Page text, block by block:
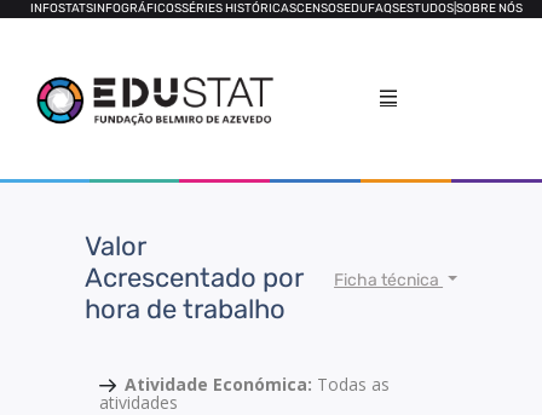
INFOSTATSINFOGRÁFICOSSÉRIES HISTÓRICASCENSOSEDUFAQSESTUDOSSOBRE NÓS
Valor
Acrescentado por
hora de trabalho
Ficha técnica
Atividade Económica: Todas as
atividades